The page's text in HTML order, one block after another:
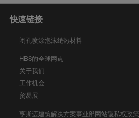
快速链接
闭孔喷涂泡沫绝热材料
HBS的全球网点
关于我们
工作机会
贸易展
亨斯迈建筑解决方案事业部网站隐私权政策